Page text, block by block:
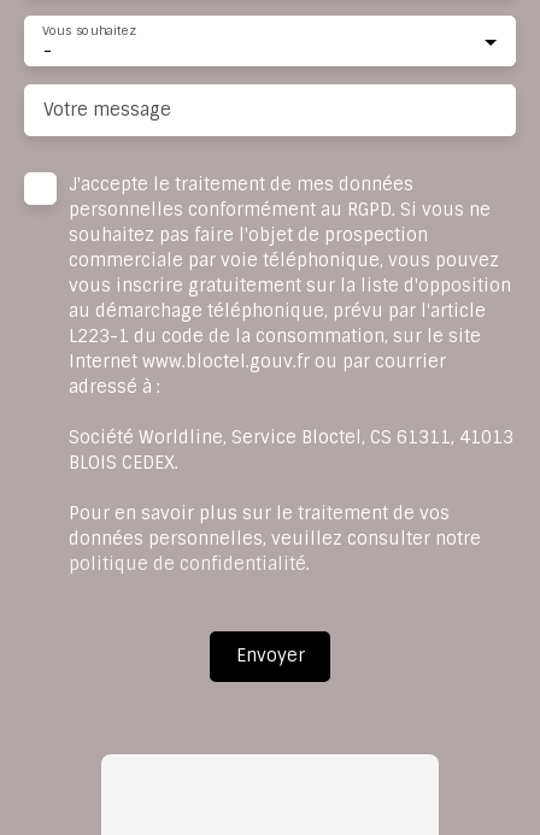
-
Vous souhaitez
Votre message
J'accepte le traitement de mes données
personnelles conformément au RGPD. Si vous ne
souhaitez pas faire l'objet de prospection
commerciale par voie téléphonique, vous pouvez
vous inscrire gratuitement sur la liste d'opposition
au démarchage téléphonique, prévu par l'article
L223-1 du code de la consommation, sur le site
Internet www.bloctel.gouv.fr ou par courrier
adressé à :
Société Worldline, Service Bloctel, CS 61311, 41013
BLOIS CEDEX.
Pour en savoir plus sur le traitement de vos
données personnelles, veuillez consulter notre
politique de confidentialité.
Envoyer